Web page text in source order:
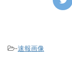
-速報画像